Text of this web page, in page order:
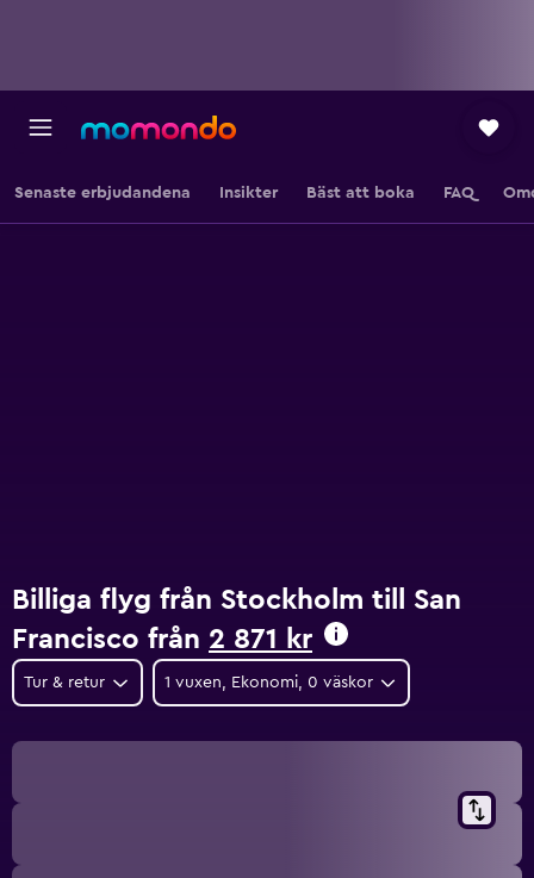
Senaste erbjudandena Insikter Bäst att boka FAQ
Billiga flyg från Stockholm till San
Francisco från 2 871 kr
Tur & retur 1 vuxen, Ekonomi, 0 väskor